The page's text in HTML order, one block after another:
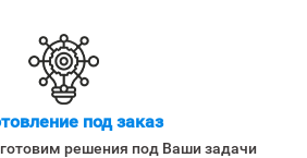
под заказ
решения под Ваши задачи